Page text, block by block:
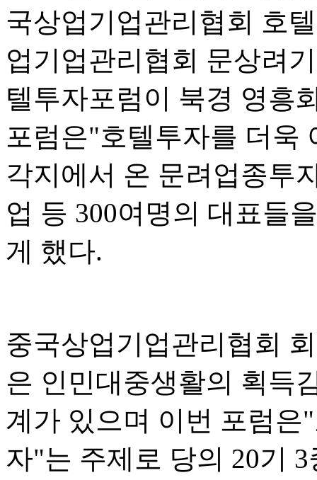
국상업기업관리협회 호
업기업관리협회 문상려
텔투자포럼이 북경 영흥
포럼은"호텔투자를 더욱
각지에서 온 문려업종투
업 등 300여명의 대표들
게 했다.
중국상업기업관리협회
은 인민대중생활의 획득
계가 있으며 이번 포럼은
자"는 주제로 당의 20기